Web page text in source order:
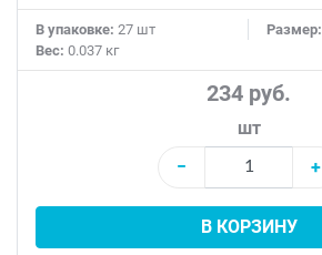
В упаковке: 27 шт Размер:
Вес: 0.037 кг
234 руб.
шт
−
+
В КОРЗИНУ